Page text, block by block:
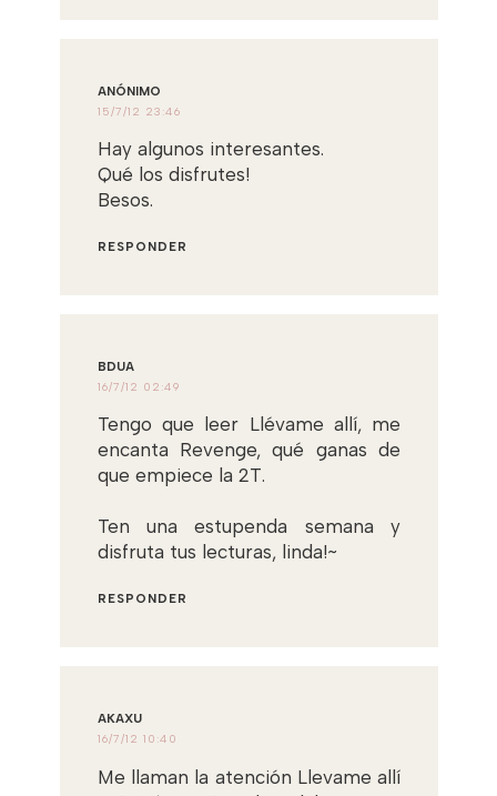
ANÓNIMO
15/7/12 23:46
Hay algunos interesantes.
Qué los disfrutes!
Besos.
RESPONDER
BDUA
16/7/12 02:49
Tengo que leer Llévame allí, me
encanta Revenge, qué ganas de
que empiece la 2T.
Ten una estupenda semana y
disfruta tus lecturas, linda!~
RESPONDER
AKAXU
16/7/12 10:40
Me llaman la atención Llevame allí